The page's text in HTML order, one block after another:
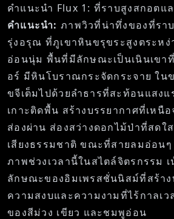
คำแนะนำ Flux 1: ที่ราบสูงสกอตแ
คำแนะนำ: ภาพวิวที่น่าทึ่งของที่รา
รุ่งอรุณ ที่ภูเขาหินขรุขระสูงตระห
อ่อนนุ่ม พื้นที่มีลักษณะเป็นเนินเขา
อร์ มีหินโบราณกระจัดกระจาย ใน
ขจีเต็มไปด้วยลำธารที่สะท้อนแสง
เกาะติดพื้น สร้างบรรยากาศที่เหนือ
ส่องผ่าน ส่องสว่างดอกไม้ป่าที่สดใ
เสียงธรรมชาติ ขณะที่สายลมอ่อน
ภาพช่วงเวลานี้ในสไตล์จิตรกรรม
ลักษณะของอิมเพรสชั่นนิสม์ที่สร้าง
ความสงบและความงามที่ไร้กาลเ
ของสีม่วง เขียว และชมพูอ่อน